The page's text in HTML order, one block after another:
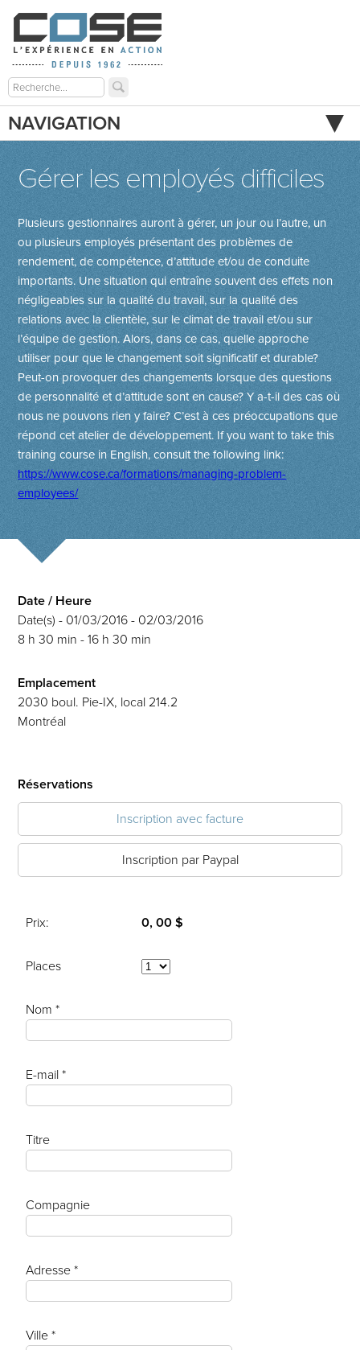
NAVIGATION
Gérer les employés difficiles
Plusieurs gestionnaires auront à gérer, un jour ou l’autre, un
ou plusieurs employés présentant des problèmes de
rendement, de compétence, d’attitude et/ou de conduite
importants. Une situation qui entraîne souvent des effets non
négligeables sur la qualité du travail, sur la qualité des
relations avec la clientèle, sur le climat de travail et/ou sur
l’équipe de gestion. Alors, dans ce cas, quelle approche
utiliser pour que le changement soit significatif et durable?
Peut-on provoquer des changements lorsque des questions
de personnalité et d’attitude sont en cause? Y a-t-il des cas où
nous ne pouvons rien y faire? C’est à ces préoc­cupations que
répond cet atelier de développement. If you want to take this
training course in English, consult the following link:
https://www.cose.ca/formations/managing-problem-
employees/
Date / Heure
Date(s) - 01/03/2016 - 02/03/2016
8 h 30 min - 16 h 30 min
Emplacement
2030 boul. Pie-IX, local 214.2
Montréal
Réservations
Inscription avec facture
Inscription par Paypal
Prix: 0, 00 $
Places
Nom *
E-mail *
Titre
Compagnie
Adresse *
Ville *